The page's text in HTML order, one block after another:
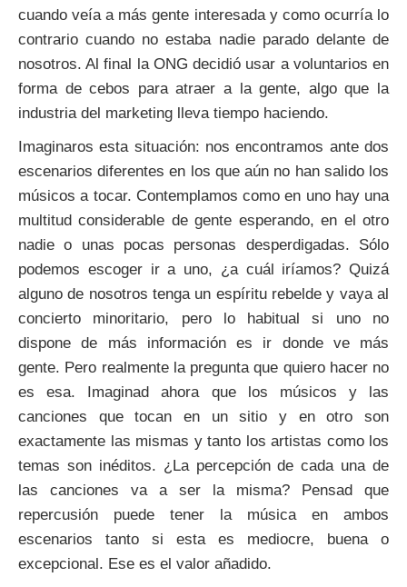
cuando veía a más gente interesada y como ocurría lo
contrario cuando no estaba nadie parado delante de
nosotros. Al final la ONG decidió usar a voluntarios en
forma de cebos para atraer a la gente, algo que la
industria del marketing lleva tiempo haciendo.
Imaginaros esta situación: nos encontramos ante dos
escenarios diferentes en los que aún no han salido los
músicos a tocar. Contemplamos como en uno hay una
multitud considerable de gente esperando, en el otro
nadie o unas pocas personas desperdigadas. Sólo
podemos escoger ir a uno, ¿a cuál iríamos? Quizá
alguno de nosotros tenga un espíritu rebelde y vaya al
concierto minoritario, pero lo habitual si uno no
dispone de más información es ir donde ve más
gente. Pero realmente la pregunta que quiero hacer no
es esa. Imaginad ahora que los músicos y las
canciones que tocan en un sitio y en otro son
exactamente las mismas y tanto los artistas como los
temas son inéditos. ¿La percepción de cada una de
las canciones va a ser la misma? Pensad que
repercusión puede tener la música en ambos
escenarios tanto si esta es mediocre, buena o
excepcional. Ese es el valor añadido.